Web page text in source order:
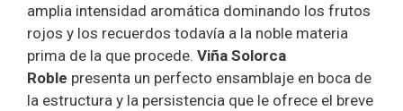
amplia intensidad aromática dominando los frutos
rojos y los recuerdos todavía a la noble materia
prima de la que procede. Viña Solorca
Roble presenta un perfecto ensamblaje en boca de
la estructura y la persistencia que le ofrece el breve